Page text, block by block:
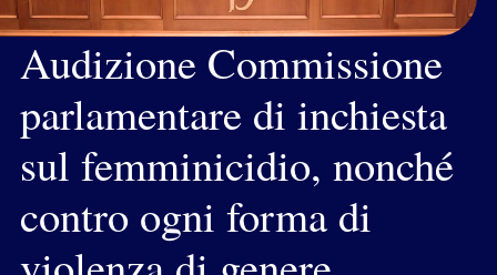
Audizione Commissione
parlamentare di inchiesta
sul femminicidio, nonché
contro ogni forma di